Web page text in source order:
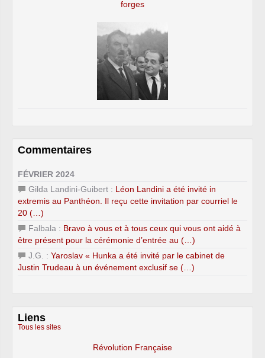
forges
Commentaires
FÉVRIER 2024
Gilda Landini-Guibert : Léon Landini a été invité in
extremis au Panthéon. Il reçu cette invitation par courriel le
20 (…)
Falbala : Bravo à vous et à tous ceux qui vous ont aidé à
être présent pour la cérémonie d’entrée au (…)
J.G. : Yaroslav « Hunka a été invité par le cabinet de
Justin Trudeau à un événement exclusif se (…)
Liens
Tous les sites
Révolution Française